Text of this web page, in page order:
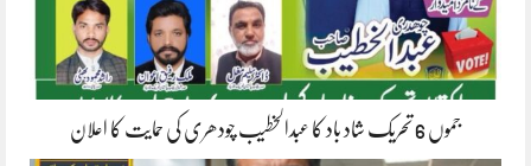
جموں 6 تحریک شاد باد کا عبدالخطیب چودھری کی حمایت کا اعلان